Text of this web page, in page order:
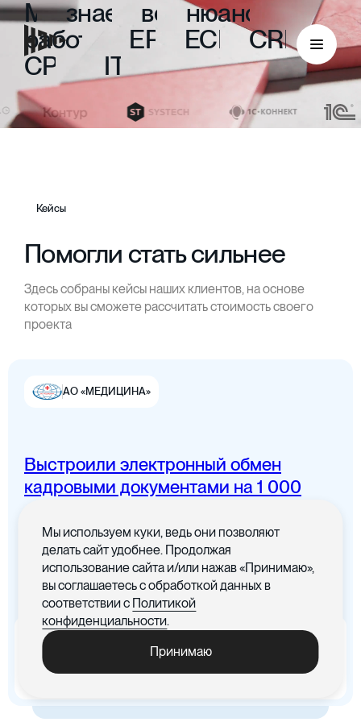
Мызнаем все
нюансы
работы
ERP, ECM,
CRM,
CPM
ITIL
ECM
Цифровая канцелярия
Цифровые договоры
Цифровая бухгалтерия
Кейсы
Помогли стать сильнее
Здесь собраны кейсы наших клиентов, на основе
которых вы сможете рассчитать стоимость своего
проекта
АО «МЕДИЦИНА»
Выстроили электронный обмен
кадровыми документами на 1 000
Все документы в одном месте с
понятным интерфейсом
x5
Ускорились процедуры
обработки документов
-30%
издержки, связанные с печатью
Мы используем куки, ведь они позволяют
делать сайт удобнее. Продолжая
использование сайта и/или нажав «Принимаю»,
вы соглашаетесь с обработкой данных в
соответствии с Политикой
конфиденциальности.
Принимаю